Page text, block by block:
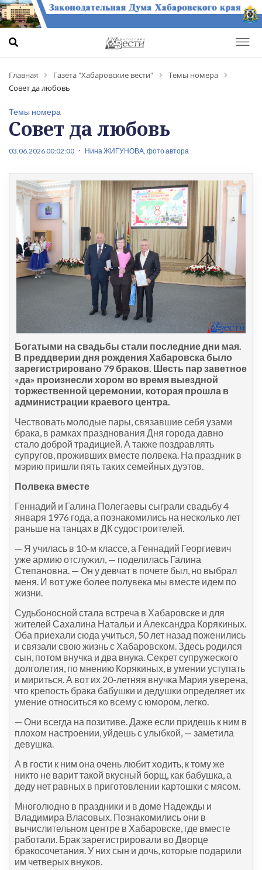
Главная Газета "Хабаровские вести"
Темы номера
Совет да любовь
Темы номера
Совет да любовь
03.06.2026 00:02:00 Нина ЖИГУНОВА, фото автора
Богатыми на свадьбы стали последние дни мая.
В преддверии дня рождения Хабаровска было
зарегистрировано 79 браков. Шесть пар заветное
«да» произнесли хором во время выездной
торжественной церемонии, которая прошла в
администрации краевого центра.
Чествовать молодые пары, связавшие себя узами
брака, в рамках празднования Дня города давно
стало доброй традицией. А также поздравлять
супругов, проживших вместе полвека. На праздник в
мэрию пришли пять таких семейных дуэтов.
Полвека вместе
Геннадий и Галина Полегаевы сыграли свадьбу 4
января 1976 года, а познакомились на несколько лет
раньше на танцах в ДК судостроителей.
— Я училась в 10-м классе, а Геннадий Георгиевич
уже армию отслужил, — поделилась Галина
Степановна. — Он у девчат в почете был, но выбрал
меня. И вот уже более полувека мы вместе идем по
жизни.
Судьбоносной стала встреча в Хабаровске и для
жителей Сахалина Натальи и Александра Корякиных.
Оба приехали сюда учиться, 50 лет назад поженились
и связали свою жизнь с Хабаровском. Здесь родился
сын, потом внучка и два внука. Секрет супружеского
долголетия, по мнению Корякиных, в умении уступать
и мириться. А вот их 20-летняя внучка Мария уверена,
что крепость брака бабушки и дедушки определяет их
умение относиться ко всему с юмором, легко.
— Они всегда на позитиве. Даже если придешь к ним в
плохом настроении, уйдешь с улыбкой, — заметила
девушка.
А в гости к ним она очень любит ходить, к тому же
никто не варит такой вкусный борщ, как бабушка, а
деду нет равных в приготовлении картошки с мясом.
Многолюдно в праздники и в доме Надежды и
Владимира Власовых. Познакомились они в
вычислительном центре в Хабаровске, где вместе
работали. Брак зарегистрировали во Дворце
бракосочетания. У них сын и дочь, которые подарили
им четверых внуков.